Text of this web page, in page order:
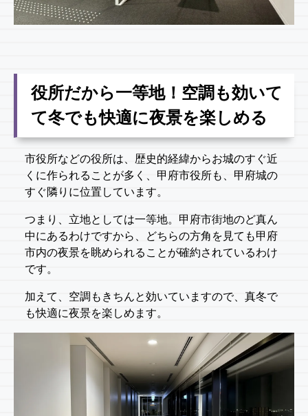
役所だから一等地！空調も効いて
て冬でも快適に夜景を楽しめる
市役所などの役所は、歴史的経緯からお城のすぐ近
くに作られることが多く、甲府市役所も、甲府城の
すぐ隣りに位置しています。
つまり、立地としては一等地。甲府市街地のど真ん
中にあるわけですから、どちらの方角を見ても甲府
市内の夜景を眺められることが確約されているわけ
です。
加えて、空調もきちんと効いていますので、真冬で
も快適に夜景を楽しめます。